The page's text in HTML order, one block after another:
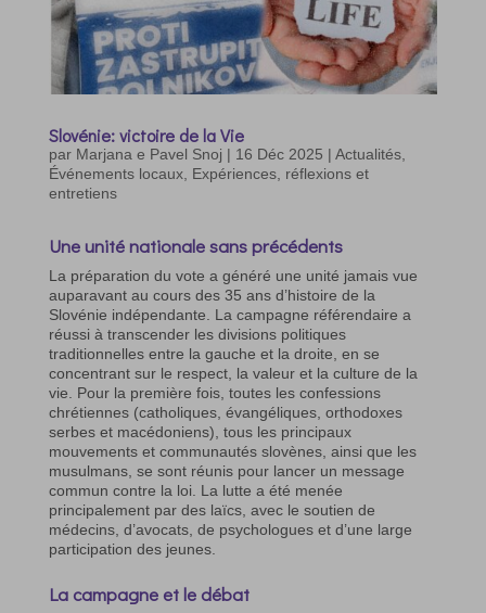
Slovénie: victoire de la Vie
par Marjana e Pavel Snoj | 16 Déc 2025 | Actualités,
Événements locaux, Expériences, réflexions et
entretiens
Une unité nationale sans précédents
La préparation du vote a généré une unité jamais vue
auparavant au cours des 35 ans d’histoire de la
Slovénie indépendante. La campagne référendaire a
réussi à transcender les divisions politiques
traditionnelles entre la gauche et la droite, en se
concentrant sur le respect, la valeur et la culture de la
vie. Pour la première fois, toutes les confessions
chrétiennes (catholiques, évangéliques, orthodoxes
serbes et macédoniens), tous les principaux
mouvements et communautés slovènes, ainsi que les
musulmans, se sont réunis pour lancer un message
commun contre la loi. La lutte a été menée
principalement par des laïcs, avec le soutien de
médecins, d’avocats, de psychologues et d’une large
participation des jeunes.
La campagne et le débat